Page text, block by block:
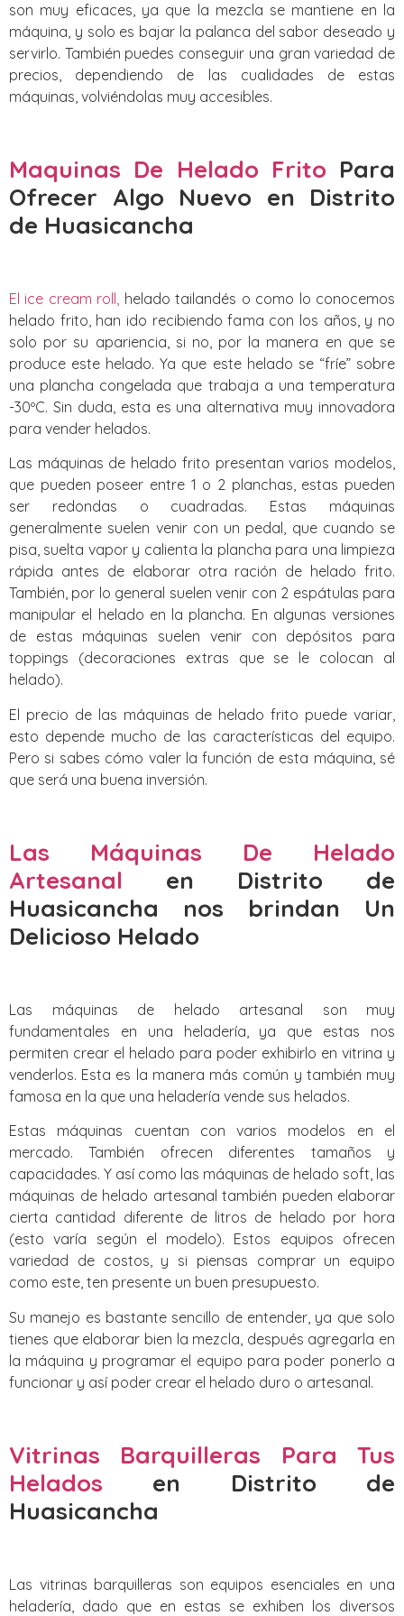
son muy eficaces, ya que la mezcla se mantiene en la
máquina, y solo es bajar la palanca del sabor deseado y
servirlo. También puedes conseguir una gran variedad de
precios, dependiendo de las cualidades de estas
máquinas, volviéndolas muy accesibles.
Maquinas De Helado Frito Para
Ofrecer Algo Nuevo en Distrito
de Huasicancha
El ice cream roll, helado tailandés o como lo conocemos
helado frito, han ido recibiendo fama con los años, y no
solo por su apariencia, si no, por la manera en que se
produce este helado. Ya que este helado se “fríe” sobre
una plancha congelada que trabaja a una temperatura
-30ºC. Sin duda, esta es una alternativa muy innovadora
para vender helados.
Las máquinas de helado frito presentan varios modelos,
que pueden poseer entre 1 o 2 planchas, estas pueden
ser redondas o cuadradas. Estas máquinas
generalmente suelen venir con un pedal, que cuando se
pisa, suelta vapor y calienta la plancha para una limpieza
rápida antes de elaborar otra ración de helado frito.
También, por lo general suelen venir con 2 espátulas para
manipular el helado en la plancha. En algunas versiones
de estas máquinas suelen venir con depósitos para
toppings (decoraciones extras que se le colocan al
helado).
El precio de las máquinas de helado frito puede variar,
esto depende mucho de las características del equipo.
Pero si sabes cómo valer la función de esta máquina, sé
que será una buena inversión.
Las Máquinas De Helado
Artesanal en Distrito de
Huasicancha nos brindan Un
Delicioso Helado
Las máquinas de helado artesanal son muy
fundamentales en una heladería, ya que estas nos
permiten crear el helado para poder exhibirlo en vitrina y
venderlos. Esta es la manera más común y también muy
famosa en la que una heladería vende sus helados.
Estas máquinas cuentan con varios modelos en el
mercado. También ofrecen diferentes tamaños y
capacidades. Y así como las máquinas de helado soft, las
máquinas de helado artesanal también pueden elaborar
cierta cantidad diferente de litros de helado por hora
(esto varía según el modelo). Estos equipos ofrecen
variedad de costos, y si piensas comprar un equipo
como este, ten presente un buen presupuesto.
Su manejo es bastante sencillo de entender, ya que solo
tienes que elaborar bien la mezcla, después agregarla en
la máquina y programar el equipo para poder ponerlo a
funcionar y así poder crear el helado duro o artesanal.
Vitrinas Barquilleras Para Tus
Helados en Distrito de
Huasicancha
Las vitrinas barquilleras son equipos esenciales en una
heladería, dado que en estas se exhiben los diversos